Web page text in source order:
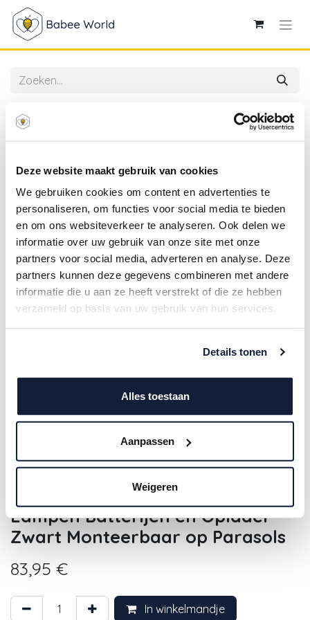
Deze website maakt gebruik van cookies
We gebruiken cookies om content en advertenties te
personaliseren, om functies voor social media te bieden
en om ons websiteverkeer te analyseren. Ook delen we
informatie over uw gebruik van onze site met onze
partners voor social media, adverteren en analyse. Deze
partners kunnen deze gegevens combineren met andere
informatie die u aan ze heeft verstrekt of die ze hebben
verzameld op basis van uw gebruik van hun services.
Details tonen
Alles toestaan
Aanpassen
Weigeren
4SO | Verlichting Parasolverlichting 24 leds in 4
Lampen Batterijen en Oplader Zwart Monteerbaar op
4SO | Verlichting
Parasolverlichting 24 leds in 4
Lampen Batterijen en Oplader
Zwart Monteerbaar op Parasols
83,95 €
In winkelmandje